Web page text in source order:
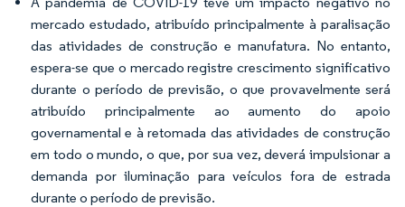
mercado estudado, atribuído principalmente à paralisação
das atividades de construção e manufatura. No entanto,
espera-se que o mercado registre crescimento significativo
durante o período de previsão, o que provavelmente será
atribuído principalmente ao aumento do apoio
governamental e à retomada das atividades de construção
em todo o mundo, o que, por sua vez, deverá impulsionar a
demanda por iluminação para veículos fora de estrada
durante o período de previsão.